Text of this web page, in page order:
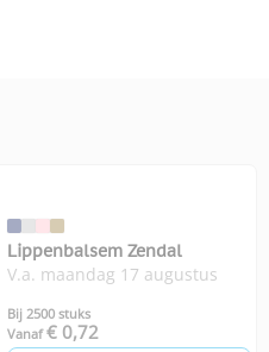
Lippenbalsem Zendal
V.a. maandag 17 augustus
Bij 2500 stuks
Vanaf € 0,72